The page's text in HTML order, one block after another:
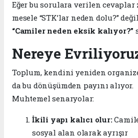
Eğer bu sorulara verilen cevaplar
mesele “STK’lar neden dolu?”
“Camiler neden eksik kalıyor?”
Nereye
Toplum, kendini yeniden
da bu dönüşümden payını alıyor.
Muhtemel senaryolar:
İkili yapı kalıcı olur:
sosyal alan olarak ayrışır